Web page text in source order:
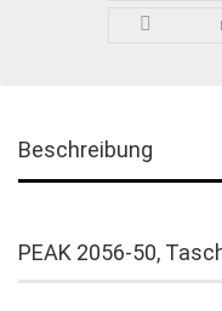
Beschreibung
PEAK 2056-50,